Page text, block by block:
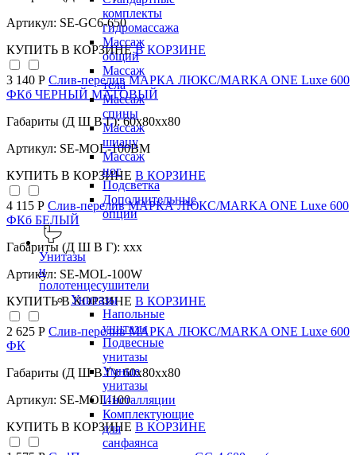
комплекты
гидромассажа
Массаж
общий
Массаж
тела
Массаж
спины
Массаж
шиацу
Массаж
ног
Подсветка
Дополнительные
опции
Унитазы
и
полотенцесушители
Унитазы
Напольные
унитазы
Подвесные
унитазы
Умные
унитазы
Инсталляции
Комплектующие
для
санфаянса
Артикул: SE-GC6-650
КУПИТЬ В КОРЗИНЕ В КОРЗИНЕ
3 140 Р Слив-перелив МАРКА ЛЮКС/MARKA ONE Luxe 600
ФКб ЧЕРНЫЙ МАТОВЫЙ
Габариты (Д Ш В Г): 60x80xx80
Артикул: SE-MOL-100BM
КУПИТЬ В КОРЗИНЕ В КОРЗИНЕ
4 115 Р Слив-перелив МАРКА ЛЮКС/MARKA ONE Luxe 600
ФКб БЕЛЫЙ
Габариты (Д Ш В Г): xxx
Артикул: SE-MOL-100W
КУПИТЬ В КОРЗИНЕ В КОРЗИНЕ
2 625 Р Слив-перелив МАРКА ЛЮКС/MARKA ONE Luxe 600
ФК
Габариты (Д Ш В Г): 60x80xx80
Артикул: SE-MOL-100
КУПИТЬ В КОРЗИНЕ В КОРЗИНЕ